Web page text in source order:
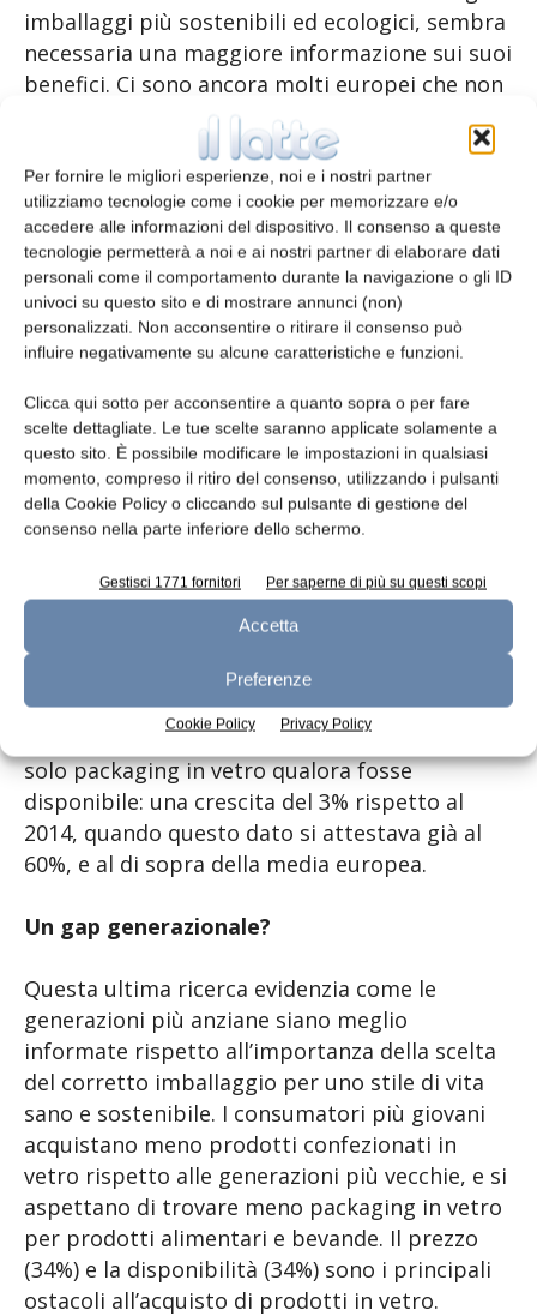
Per fornire le migliori esperienze, noi e i nostri partner
utilizziamo tecnologie come i cookie per memorizzare e/o
accedere alle informazioni del dispositivo. Il consenso a queste
tecnologie permetterà a noi e ai nostri partner di elaborare dati
personali come il comportamento durante la navigazione o gli ID
univoci su questo sito e di mostrare annunci (non)
personalizzati. Non acconsentire o ritirare il consenso può
influire negativamente su alcune caratteristiche e funzioni.
Clicca qui sotto per acconsentire a quanto sopra o per fare
scelte dettagliate. Le tue scelte saranno applicate solamente a
questo sito. È possibile modificare le impostazioni in qualsiasi
momento, compreso il ritiro del consenso, utilizzando i pulsanti
della Cookie Policy o cliccando sul pulsante di gestione del
consenso nella parte inferiore dello schermo.
Gestisci 1771 fornitori Per saperne di più su questi scopi
Accetta
Preferenze
Cookie Policy Privacy Policy
imballaggi più sostenibili ed ecologici, sembra
necessaria una maggiore informazione sui suoi
benefici. Ci sono ancora molti europei che non
sono pienamente consapevoli dei numerosi
vantaggi offerti dal vetro all’ambiente e a uno
stile di vita sostenibile. Infatti il vetro è
riciclabile al 100% infinite volte, mentre la
maggior parte degli europei crede che sia
riciclabile solo all’84% (all’83% per gli italiani).
Solo il 49% degli europei (il 53% degli italiani),
ritiene che i rifiuti di vetro non siano nocivi per
l’ambiente.
Pur essendoci un incremento della media
europea rispetto a tre anni fa (dove si
attestava al 40%), ancora c’è molto da fare in
termini di consapevolezza.
In Italia i driver che spingono i consumatori
all’utilizzo del vetro sono le preoccupazioni
legate alla sicurezza alimentare (51%), la
riciclabilità del materiale (47%) e l’impatto
ambientale (44%). Il 63% dei nostri
connazionali sarebbe disponibile a utilizzare
solo packaging in vetro qualora fosse
disponibile: una crescita del 3% rispetto al
2014, quando questo dato si attestava già al
60%, e al di sopra della media europea.
Un gap generazionale?
Questa ultima ricerca evidenzia come le
generazioni più anziane siano meglio
informate rispetto all’importanza della scelta
del corretto imballaggio per uno stile di vita
sano e sostenibile. I consumatori più giovani
acquistano meno prodotti confezionati in
vetro rispetto alle generazioni più vecchie, e si
aspettano di trovare meno packaging in vetro
per prodotti alimentari e bevande. Il prezzo
(34%) e la disponibilità (34%) sono i principali
ostacoli all’acquisto di prodotti in vetro.